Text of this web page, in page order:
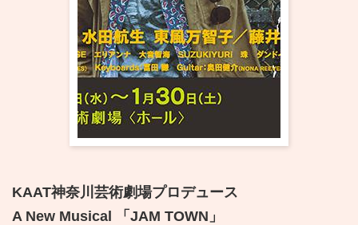
KAAT神奈川芸術劇場プロデュース
A New Musical 「JAM TOWN」